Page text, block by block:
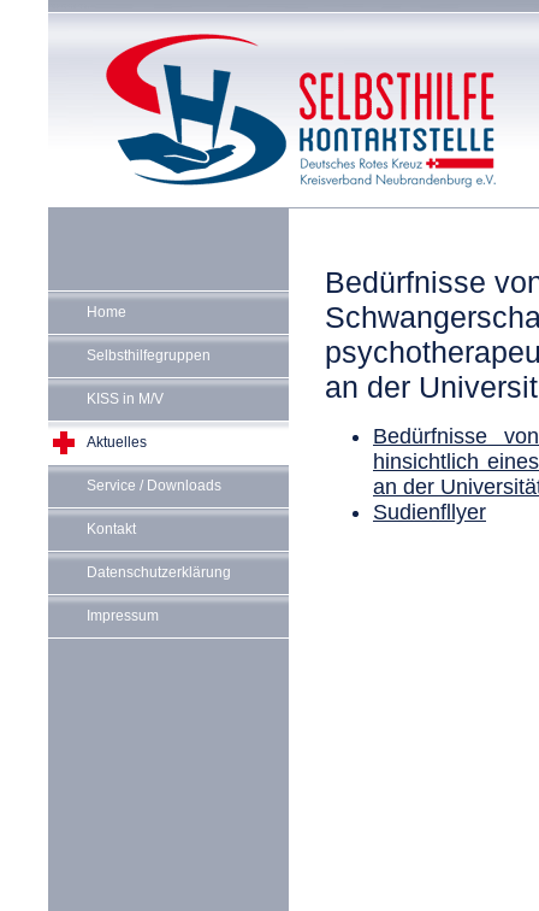
Home
Selbsthilfegruppen
KISS in M/V
Aktuelles
Service / Downloads
Kontakt
Datenschutzerklärung
Impressum
Bedürfnisse
an der
Bedürfnisse
hinsichtlich
an der
Sudienfllyer